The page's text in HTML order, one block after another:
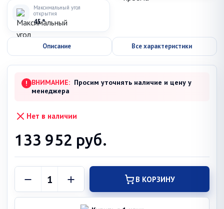
Максимальный угол
открытия
45 °
Описание Все характеристики
! ВНИМАНИЕ: Просим уточнять наличие и цену у
менеджера
Нет в наличии
133 952 руб.
В КОРЗИНУ